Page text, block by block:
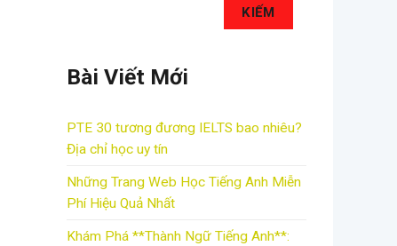
KIẾM
Bài Viết Mới
PTE 30 tương đương IELTS bao nhiêu?
Địa chỉ học uy tín
Những Trang Web Học Tiếng Anh Miễn
Phí Hiệu Quả Nhất
Khám Phá **Thành Ngữ Tiếng Anh**: